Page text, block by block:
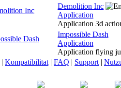
Demolition Inc
Application
Application 3d
Impossible Dash
Application
Application flying
| Kompatibilitat | FAQ | Support |